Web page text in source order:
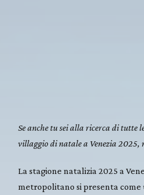
Se anche tu sei alla ricerca di tutte
villaggio di natale a Venezia 2025,
La stagione natalizia 2025 a
metropolitano si presenta come